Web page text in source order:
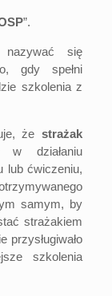
”.
się
gdy spełni
szkolenia z
żestrażak
w działaniu
lub ćwiczeniu,
samym, by
strażakiem
szkolenia